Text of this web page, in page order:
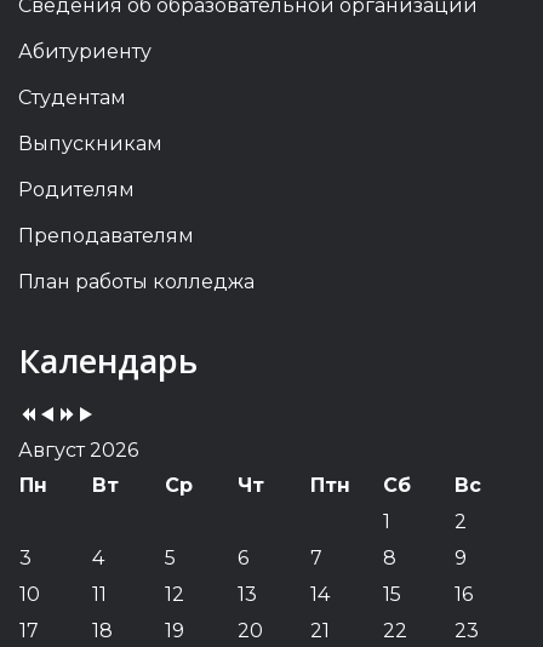
Сведения об образовательной организации
Абитуриенту
Студентам
Выпускникам
Родителям
Преподавателям
План работы колледжа
Календарь
Previous
Year
Previous
Month
YearMonth
Август 2026
Пн
Вт Ср Чт Птн Сб
Вс
1
2
3
4 5 6 7 8
9
10
11 12 13 14 15
16
17
18 19 20 21 22 23